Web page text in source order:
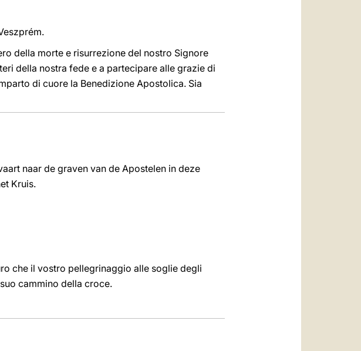
della morte e risurrezione del nostro Signore
della nostra fede e a partecipare alle grazie di
di cuore la Benedizione Apostolica. Sia
naar de graven van de Apostelen in deze
Kruis.
che il vostro pellegrinaggio alle soglie degli
cammino della croce.